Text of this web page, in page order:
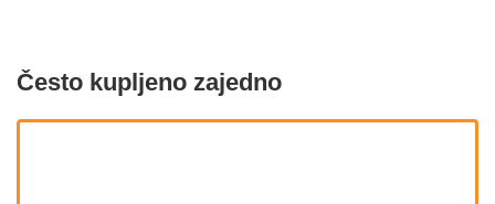
Često kupljeno zajedno